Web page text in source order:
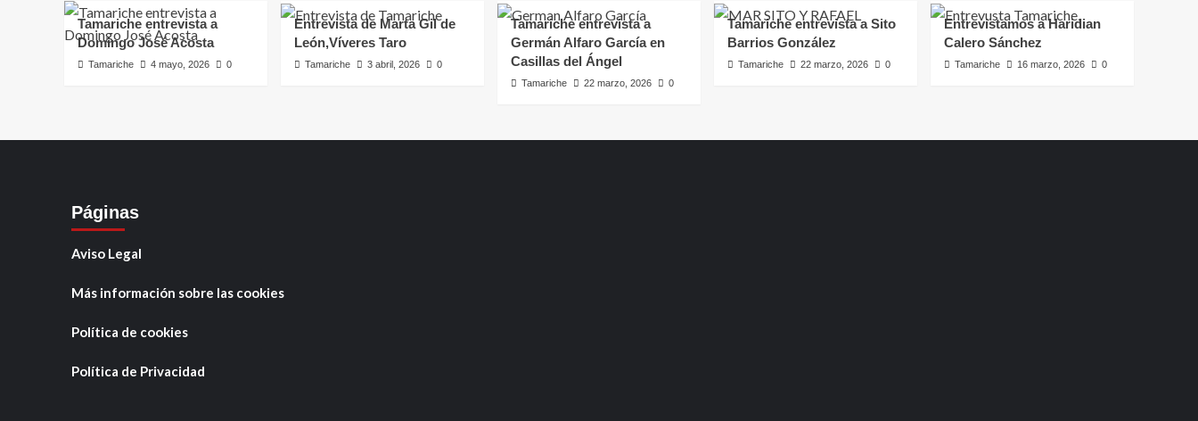
Tamariche entrevista a
Domingo José Acosta
Tamariche 4 mayo, 2026 0
Entrevista de Marta Gil de
León,Víveres Taro
Tamariche 3 abril, 2026 0
Tamariche entrevista a
Germán Alfaro García en
Casillas del Ángel
Tamariche 22 marzo, 2026 0
Tamariche entrevista a Sito
Barrios González
Tamariche 22 marzo, 2026 0
Entrevistamos a Haridian
Calero Sánchez
Tamariche 16 marzo, 2026 0
Páginas
Aviso Legal
Más información sobre las cookies
Política de cookies
Política de Privacidad